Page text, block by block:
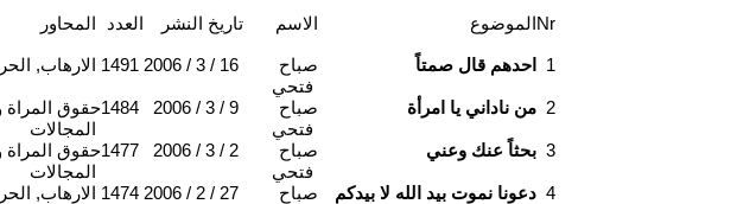
العدد تاريخ النشر الاسم الموضوعNr
الارهاب, 1491 2006 / 3 / 16
صباح
احدهم قال صمتاً 1
حقوق المراة
المجالات
1484 2006 / 3 / 9
صباح
من ناداني يا امرأة 2
حقوق المراة
المجالات
1477 2006 / 3 / 2
صباح
بحثاً عنك وعني 3
الارهاب, 1474 2006 / 2 / 27
صباح
دعونا نموت بيد الله لا بيدكم 4